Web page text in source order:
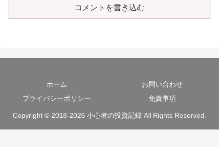
コメントを書き込む
ホーム
お問い合わせ
プライバシーポリシー
免責事項
Copyright © 2018-2026 小心者の投資記録 All Rights Reserved.